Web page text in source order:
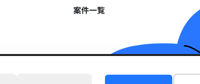
案件一覧